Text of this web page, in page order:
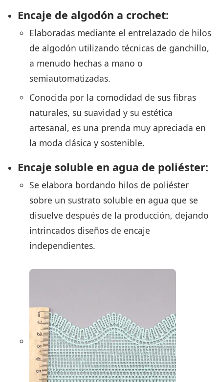
Encaje de algodón a crochet:
Elaboradas mediante el entrelazado de hilos
de algodón utilizando técnicas de ganchillo,
a menudo hechas a mano o
semiautomatizadas.
Conocida por la comodidad de sus fibras
naturales, su suavidad y su estética
artesanal, es una prenda muy apreciada en
la moda clásica y sostenible.
Encaje soluble en agua de poliéster:
Se elabora bordando hilos de poliéster
sobre un sustrato soluble en agua que se
disuelve después de la producción, dejando
intrincados diseños de encaje
independientes.